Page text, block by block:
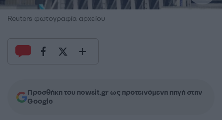
Reuters φωτογραφία αρχείου
Προσθήκη του newsit.gr ως προτεινόμενη πηγή στην
Google